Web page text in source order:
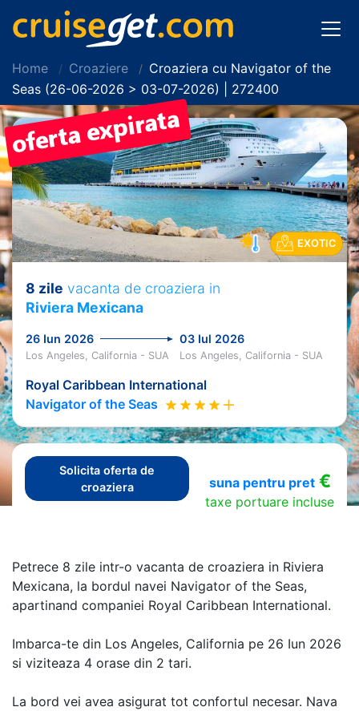
Home Croaziere
Croaziera cu Navigator of the
Seas (26-06-2026 > 03-07-2026) | 272400
EXOTIC
8 zile vacanta de croaziera in
Riviera Mexicana
26 Iun 2026 03 Iul 2026
Los Angeles, California - SUA Los Angeles, California - SUA
Royal Caribbean International
Navigator of the Seas
Solicita oferta de
croaziera
suna pentru pret€
taxe portuare incluse
Petrece 8 zile intr-o vacanta de croaziera in Riviera
Mexicana, la bordul navei Navigator of the Seas,
apartinand companiei Royal Caribbean International.
Imbarca-te din Los Angeles, California pe 26 Iun 2026
si viziteaza 4 orase din 2 tari.
La bord vei avea asigurat tot confortul necesar. Nava